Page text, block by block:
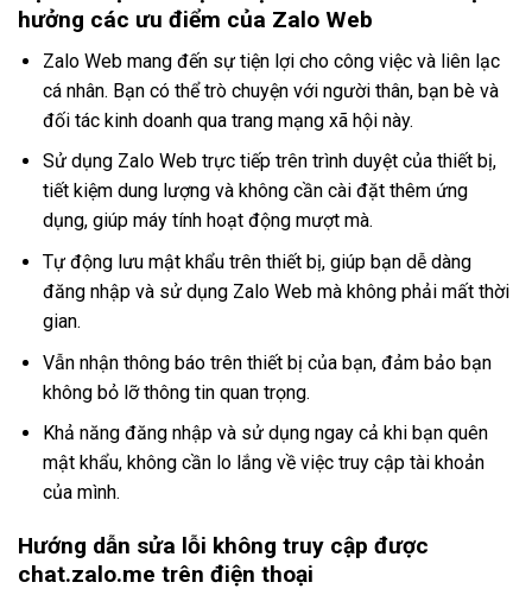
hưởng các ưu điểm của Zalo Web
Zalo Web mang đến sự tiện lợi cho công việc và liên lạc
cá nhân. Bạn có thể trò chuyện với người thân, bạn bè và
đối tác kinh doanh qua trang mạng xã hội này.
Sử dụng Zalo Web trực tiếp trên trình duyệt của thiết bị,
tiết kiệm dung lượng và không cần cài đặt thêm ứng
dụng, giúp máy tính hoạt động mượt mà.
Tự động lưu mật khẩu trên thiết bị, giúp bạn dễ dàng
đăng nhập và sử dụng Zalo Web mà không phải mất thời
gian.
Vẫn nhận thông báo trên thiết bị của bạn, đảm bảo bạn
không bỏ lỡ thông tin quan trọng.
Khả năng đăng nhập và sử dụng ngay cả khi bạn quên
mật khẩu, không cần lo lắng về việc truy cập tài khoản
của mình.
Hướng dẫn sửa lỗi không truy cập được
chat.zalo.me trên điện thoại